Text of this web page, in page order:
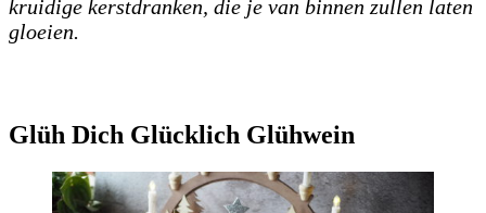
kruidige kerstdranken, die je van binnen zullen laten
gloeien.
Glüh Dich Glücklich Glühwein